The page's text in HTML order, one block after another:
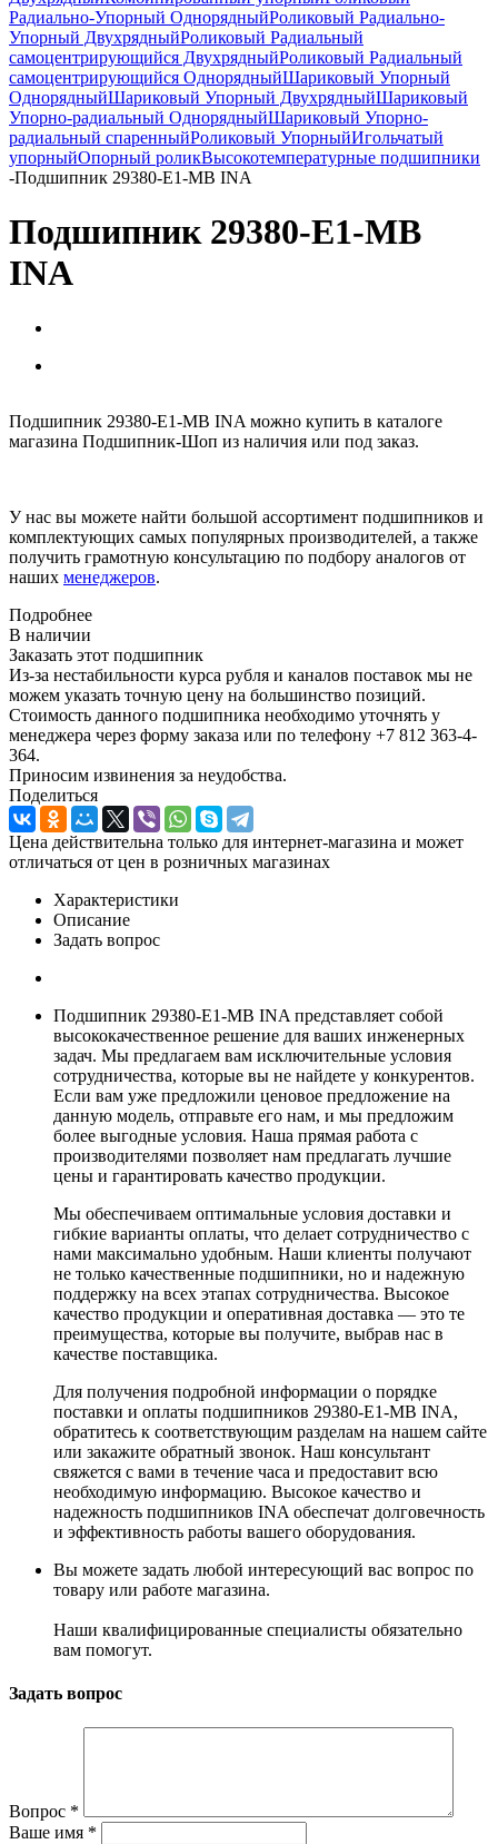
Радиально-Упорный ОднорядныйРоликовый Радиально-
Упорный ДвухрядныйРоликовый Радиальный
самоцентрирующийся ДвухрядныйРоликовый Радиальный
самоцентрирующийся ОднорядныйШариковый Упорный
ОднорядныйШариковый Упорный ДвухрядныйШариковый
Упорно-радиальный ОднорядныйШариковый Упорно-
радиальный спаренныйРоликовый УпорныйИгольчатый
упорныйОпорный роликВысокотемпературные подшипники
-Подшипник 29380-E1-MB INA
Подшипник 29380-E1-MB
INA
Подшипник 29380-E1-MB INA можно купить в каталоге
магазина Подшипник-Шоп из наличия или под заказ.
У нас вы можете найти большой ассортимент подшипников и
комплектующих самых популярных производителей, а также
получить грамотную консультацию по подбору аналогов от
наших менеджеров.
Подробнее
В наличии
Заказать этот подшипник
Из-за нестабильности курса рубля и каналов поставок мы не
можем указать точную цену на большинство позиций.
Стоимость данного подшипника необходимо уточнять у
менеджера через форму заказа или по телефону +7 812 363-4-
364.
Приносим извинения за неудобства.
Поделиться
Цена действительна только для интернет-магазина и может
отличаться от цен в розничных магазинах
Характеристики
Описание
Задать вопрос
Подшипник 29380-E1-MB INA представляет собой
высококачественное решение для ваших инженерных
задач. Мы предлагаем вам исключительные условия
сотрудничества, которые вы не найдете у конкурентов.
Если вам уже предложили ценовое предложение на
данную модель, отправьте его нам, и мы предложим
более выгодные условия. Наша прямая работа с
производителями позволяет нам предлагать лучшие
цены и гарантировать качество продукции.
Мы обеспечиваем оптимальные условия доставки и
гибкие варианты оплаты, что делает сотрудничество с
нами максимально удобным. Наши клиенты получают
не только качественные подшипники, но и надежную
поддержку на всех этапах сотрудничества. Высокое
качество продукции и оперативная доставка — это те
преимущества, которые вы получите, выбрав нас в
качестве поставщика.
Для получения подробной информации о порядке
поставки и оплаты подшипников 29380-E1-MB INA,
обратитесь к соответствующим разделам на нашем сайте
или закажите обратный звонок. Наш консультант
свяжется с вами в течение часа и предоставит всю
необходимую информацию. Высокое качество и
надежность подшипников INA обеспечат долговечность
и эффективность работы вашего оборудования.
Вы можете задать любой интересующий вас вопрос по
товару или работе магазина.
Наши квалифицированные специалисты обязательно
вам помогут.
Задать вопрос
Вопрос *
Ваше имя *